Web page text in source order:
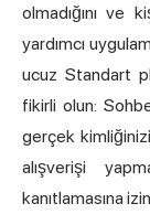
olmadığını ve
yardımcı
ucuz Standart
fikirli olun:
gerçek
alışverişi
kanıtlamasına